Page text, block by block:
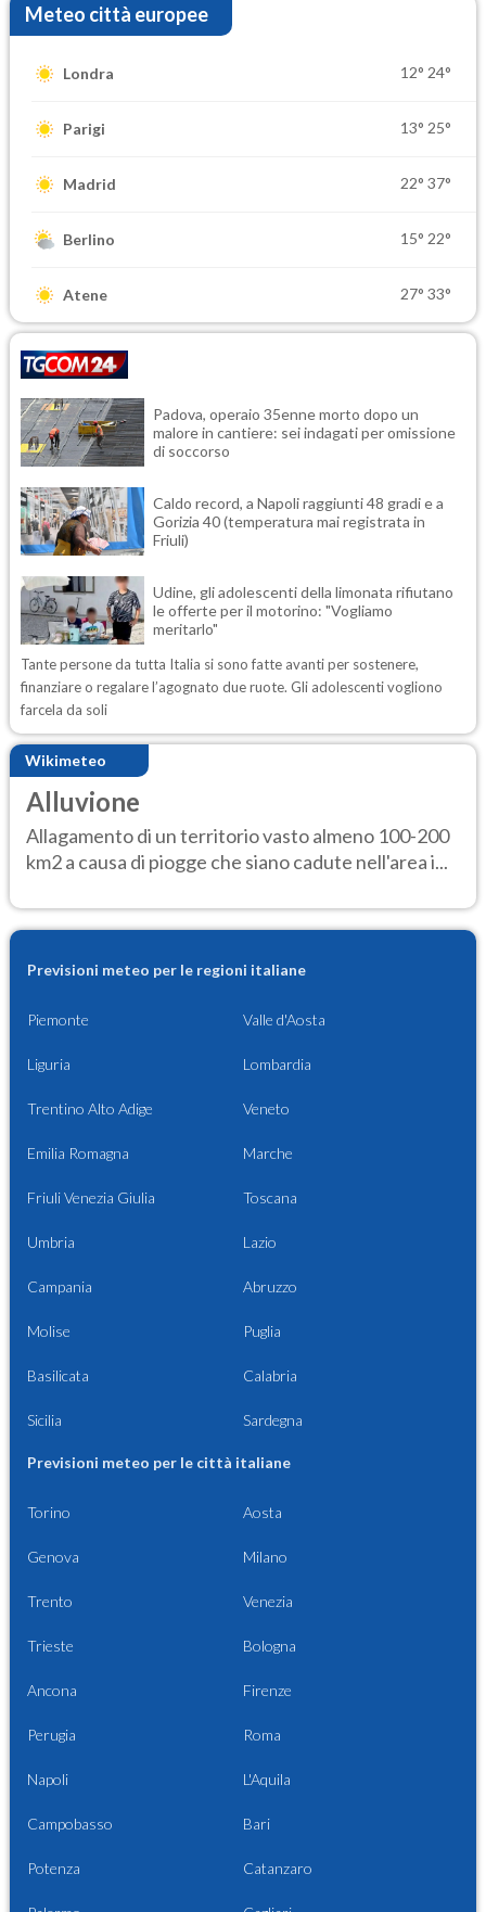
Meteo città europee
Londra 12° 24°
Parigi 13° 25°
Madrid 22° 37°
Berlino 15° 22°
Atene 27° 33°
Padova, operaio 35enne morto dopo un
malore in cantiere: sei indagati per omissione
di soccorso
Caldo record, a Napoli raggiunti 48 gradi e a
Gorizia 40 (temperatura mai registrata in
Friuli)
Udine, gli adolescenti della limonata rifiutano
le offerte per il motorino: "Vogliamo
meritarlo"
Tante persone da tutta Italia si sono fatte avanti per sostenere,
finanziare o regalare l’agognato due ruote. Gli adolescenti vogliono
farcela da soli
Wikimeteo
Alluvione
Allagamento di un territorio vasto almeno 100-200
km2 a causa di piogge che siano cadute nell'area i...
Previsioni meteo per le regioni italiane
Piemonte Valle d'Aosta
Liguria Lombardia
Trentino Alto Adige Veneto
Emilia Romagna Marche
Friuli Venezia Giulia Toscana
Umbria Lazio
Campania Abruzzo
Molise Puglia
Basilicata Calabria
Sicilia Sardegna
Previsioni meteo per le città italiane
Torino Aosta
Genova Milano
Trento Venezia
Trieste Bologna
Ancona Firenze
Perugia Roma
Napoli L'Aquila
Campobasso Bari
Potenza Catanzaro